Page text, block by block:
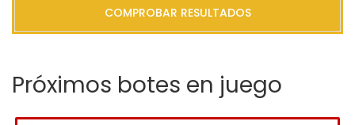
COMPROBAR RESULTADOS
Próximos botes en juego